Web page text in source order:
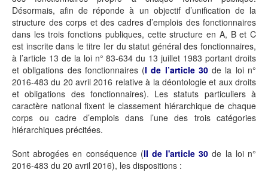
Désormais, afin de réponde à un objectif d’unification de la
structure des corps et des cadres d’emplois des fonctionnaires
dans les trois fonctions publiques, cette structure en A, B et C
est inscrite dans le titre Ier du statut général des fonctionnaires,
à l’article 13 de la loi n° 83-634 du 13 juillet 1983 portant droits
et obligations des fonctionnaires (I de l’article 30de la loi n°
2016-483 du 20 avril 2016 relative à la déontologie et aux droits
et obligations des fonctionnaires). Les statuts particuliers à
caractère national fixent le classement hiérarchique de chaque
corps ou cadre d’emplois dans l’une des trois catégories
hiérarchiques précitées.
Sont abrogées en conséquence (II de l'article 30 de la loi n°
2016-483 du 20 avril 2016), les dispositions :